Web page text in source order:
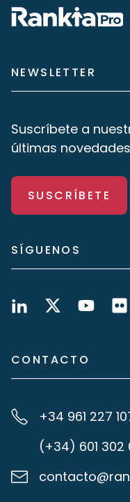
NEWSLETTER
Suscríbete a
últimas
SUSCRÍBETE
SÍGUENOS
CONTACTO
+34 961 227
(+34) 601 302